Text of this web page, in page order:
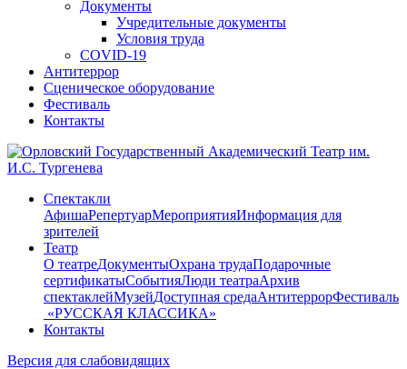
Документы
Учредительные документы
Условия труда
COVID-19
Антитеррор
Сценическое оборудование
Фестиваль
Контакты
Спектакли
АфишаРепертуарМероприятияИнформация для
зрителей
Театр
О театреДокументыОхрана трудаПодарочные
сертификатыСобытияЛюди театраАрхив
спектаклейМузейДоступная средаАнтитеррорФестиваль
​ «РУССКАЯ КЛАССИКА»
Контакты
Версия для слабовидящих